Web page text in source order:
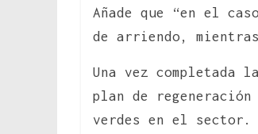
Añade que “en el
de arriendo,
Una vez
plan de
verdes en el sector.